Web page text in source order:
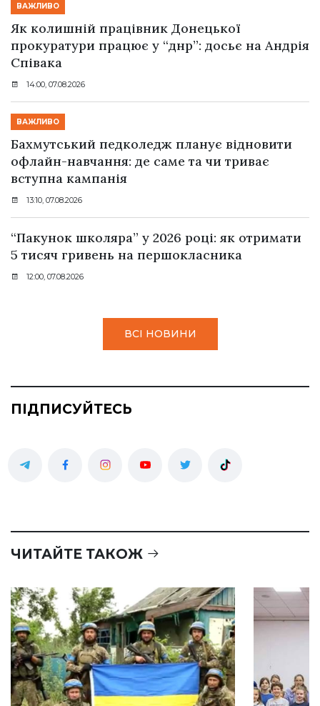
ВАЖЛИВО
Як колишній працівник Донецької
прокуратури працює у “днр”: досьє на Андрія
Співака
14:00, 07.08.2026
ВАЖЛИВО
Бахмутський педколедж планує відновити
офлайн-навчання: де саме та чи триває
вступна кампанія
13:10, 07.08.2026
“Пакунок школяра” у 2026 році: як отримати
5 тисяч гривень на першокласника
12:00, 07.08.2026
ВСІ НОВИНИ
ПІДПИСУЙТЕСЬ
ЧИТАЙТЕ ТАКОЖ